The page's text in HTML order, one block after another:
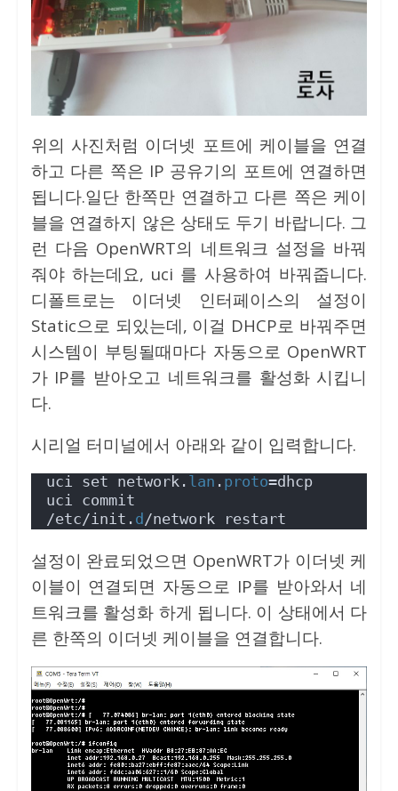
위의 사진처럼 이더넷 포트에 케이블을 연결
하고 다른 쪽은 IP 공유기의 포트에 연결하면
됩니다.일단 한쪽만 연결하고 다른 쪽은 케이
블을 연결하지 않은 상태도 두기 바랍니다. 그
런 다음 OpenWRT의 네트워크 설정을 바꿔
줘야 하는데요, uci 를 사용하여 바꿔줍니다.
디폴트로는 이더넷 인터페이스의 설정이
Static으로 되있는데, 이걸 DHCP로 바꿔주면
시스템이 부팅될때마다 자동으로 OpenWRT
가 IP를 받아오고 네트워크를 활성화 시킵니
다.
시리얼 터미널에서 아래와 같이 입력합니다.
uci set network. lan . proto=dhcp
uci commit
/etc/init. d /network restart
설정이 완료되었으면 OpenWRT가 이더넷 케
이블이 연결되면 자동으로 IP를 받아와서 네
트워크를 활성화 하게 됩니다. 이 상태에서 다
른 한쪽의 이더넷 케이블을 연결합니다.